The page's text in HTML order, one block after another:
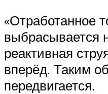
«Отработанное
выбрасывается
реактивная
вперёд. Таким
передвигается.